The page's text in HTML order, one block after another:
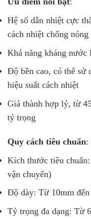
Hệ số dẫn nhiệt cực
cách nhiệt chống nóng
Khả năng kháng nước
Độ bền cao, có thể sử
hiệu suất cách nhiệt
Giá thành hợp lý, từ
tỷ trọng
Quy cách tiêu chuẩn:
Kích thước tiêu
vận chuyển)
Độ dày: Từ 10mm
Tỷ trọng đa dạng: Từ